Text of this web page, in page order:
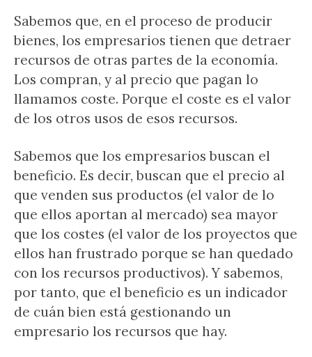
Sabemos que, en el proceso de producir
bienes, los empresarios tienen que detraer
recursos de otras partes de la economía.
Los compran, y al precio que pagan lo
llamamos coste. Porque el coste es el valor
de los otros usos de esos recursos.
Sabemos que los empresarios buscan el
beneficio. Es decir, buscan que el precio al
que venden sus productos (el valor de lo
que ellos aportan al mercado) sea mayor
que los costes (el valor de los proyectos que
ellos han frustrado porque se han quedado
con los recursos productivos). Y sabemos,
por tanto, que el beneficio es un indicador
de cuán bien está gestionando un
empresario los recursos que hay.